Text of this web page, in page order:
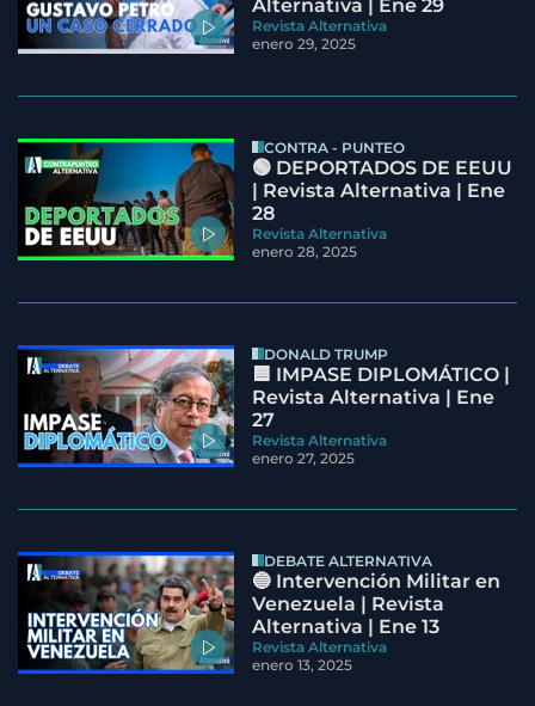
Alternativa | Ene 29
Revista Alternativa
enero 29, 2025
CONTRA - PUNTEO
🟢 DEPORTADOS DE EEUU
| Revista Alternativa | Ene
28
Revista Alternativa
enero 28, 2025
DONALD TRUMP
🟦 IMPASE DIPLOMÁTICO |
Revista Alternativa | Ene
27
Revista Alternativa
enero 27, 2025
DEBATE ALTERNATIVA
🔵 Intervención Militar en
Venezuela | Revista
Alternativa | Ene 13
Revista Alternativa
enero 13, 2025